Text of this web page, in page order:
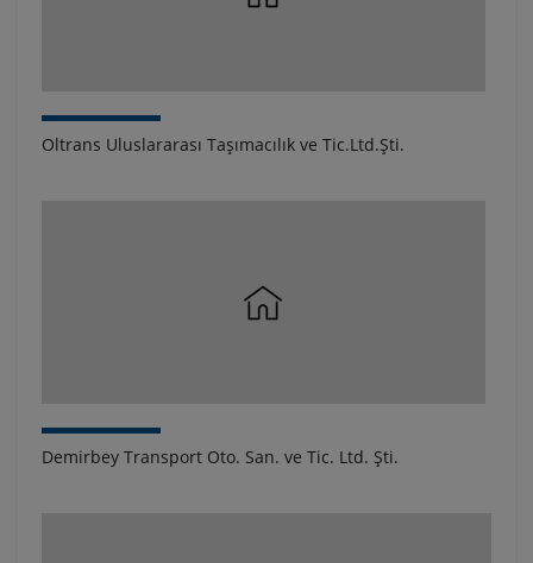
Oltrans Uluslararası Taşımacılık ve Tic.Ltd.Şti.
Demirbey Transport Oto. San. ve Tic. Ltd. Şti.